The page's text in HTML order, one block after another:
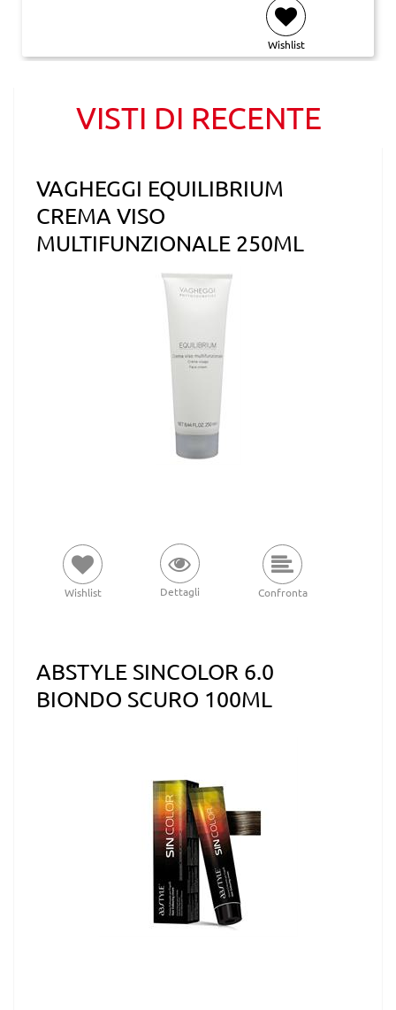
Wishlist
VISTI DI RECENTE
VAGHEGGI EQUILIBRIUM
CREMA VISO
MULTIFUNZIONALE 250ML
Wishlist Dettagli Confronta
ABSTYLE SINCOLOR 6.0
BIONDO SCURO 100ML